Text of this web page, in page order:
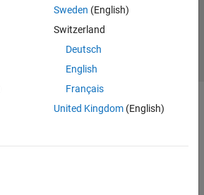
Sweden (English)
Switzerland
Deutsch
English
Français
United Kingdom(English)